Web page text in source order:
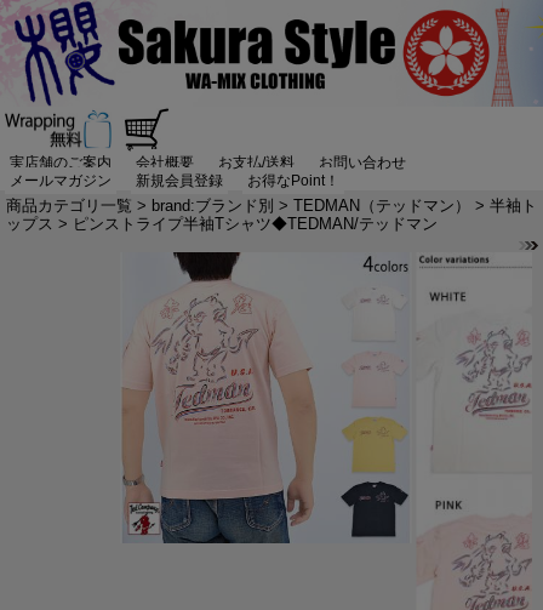
実店舗のご案内 会社概要 お支払/送料
お問い合わせ
メールマガジン
新規会員登録 お得なPoint！
商品カテゴリ一覧 > brand:ブランド別 > TEDMAN（テッドマン） > 半袖ト
ップス > ピンストライプ半袖Tシャツ◆TEDMAN/テッドマン